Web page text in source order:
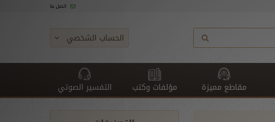
اتصل بنا
الحساب الشخصي
مقاطع مميزة مؤلفات وكتب التفسير الصوتي